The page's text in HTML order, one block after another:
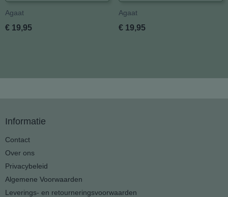
Agaat
€ 19,95
Agaat
€ 19,95
Informatie
Contact
Over ons
Privacybeleid
Algemene Voorwaarden
Leverings- en retourneringsvoorwaarden